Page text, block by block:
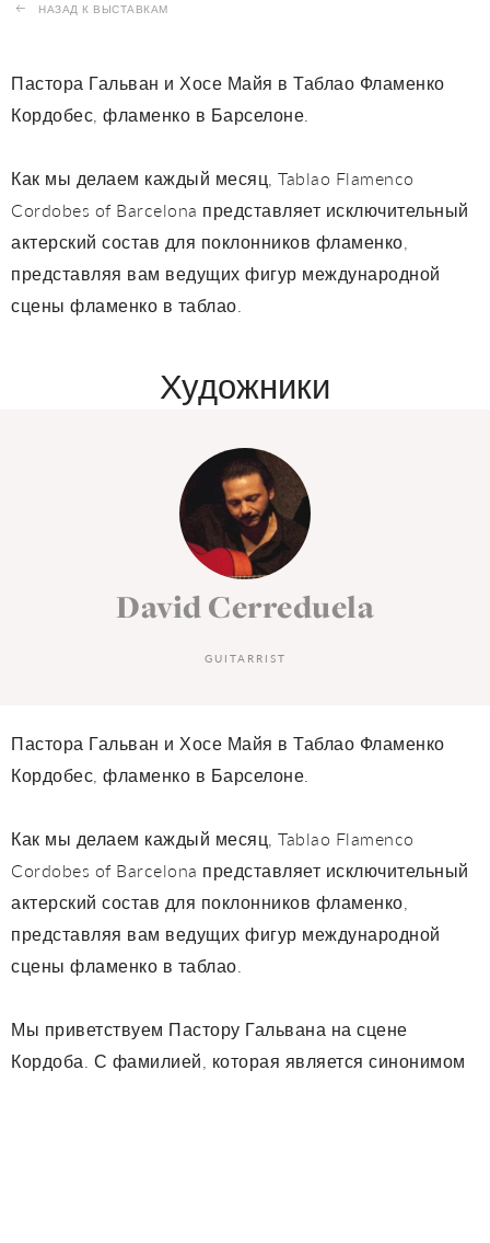
НАЗАД К ВЫСТАВКАМ
Пастора Гальван и Хосе Майя в Таблао Фламенко
Кордобес, фламенко в Барселоне.
Как мы делаем каждый месяц, Tablao Flamenco
Cordobes of Barcelona представляет исключительный
актерский состав для поклонников фламенко,
представляя вам ведущих фигур международной
сцены фламенко в таблао.
Художники
David Cerreduela
GUITARRIST
Пастора Гальван и Хосе Майя в Таблао Фламенко
Кордобес, фламенко в Барселоне.
Как мы делаем каждый месяц, Tablao Flamenco
Cordobes of Barcelona представляет исключительный
актерский состав для поклонников фламенко,
представляя вам ведущих фигур международной
сцены фламенко в таблао.
Мы приветствуем Пастору Гальвана на сцене
Кордоба. С фамилией, которая является синонимом